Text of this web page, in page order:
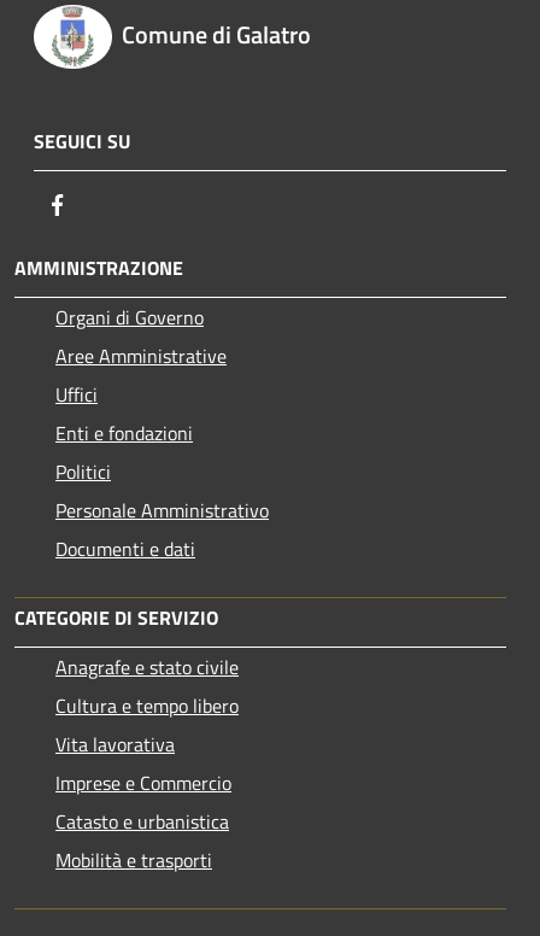
Comune di Galatro
SEGUICI SU
AMMINISTRAZIONE
Organi di Governo
Aree Amministrative
Uffici
Enti e fondazioni
Politici
Personale Amministrativo
Documenti e dati
CATEGORIE DI SERVIZIO
Anagrafe e stato civile
Cultura e tempo libero
Vita lavorativa
Imprese e Commercio
Catasto e urbanistica
Mobilità e trasporti